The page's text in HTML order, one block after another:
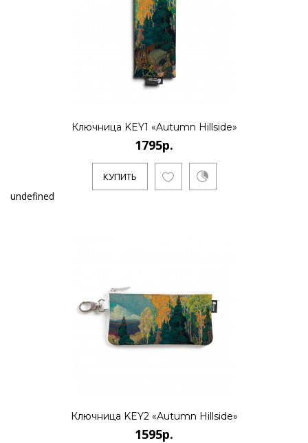
Ключница KEY1 «Autumn Hillside»
1795р.
КУПИТЬ
undefined
Ключница KEY2 «Autumn Hillside»
1595р.